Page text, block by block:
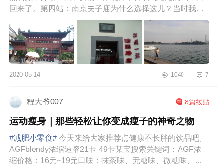
回来了。第四站：南京夫子庙为什么选择这儿？当时我就
是听同事说了一下，说南...
2020-05-14 1040 7
程大爷007 8篇续贴
运动瘦身｜那些轻松让你变成瘦子的神奇之物
#减肥小零食# 今天来给大家推荐点健康不长胖的饮品吧。
AGFblendy浓缩速溶21卡-49卡某宝搜索关键词：AGF浓
缩价格：16元~19元口味：抹茶味、无糖味、微糖味、焦